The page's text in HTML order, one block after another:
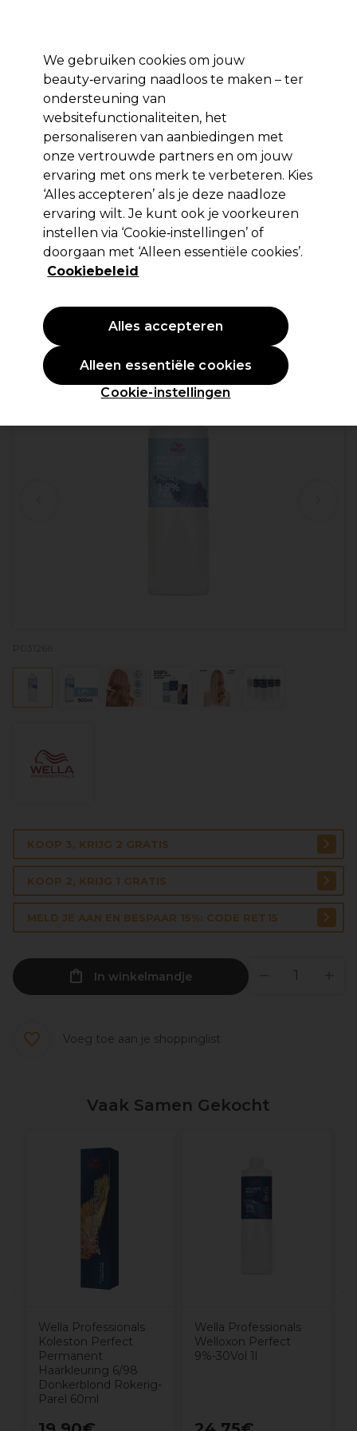
Aanmelden
Merken Deals 🌟 Haar Elektra Beauty
Volgende dag geleverd*
Na verzending, maandag t/m vrijdag
Wella Professionals
Wella Professionals Welloxon Perfect Pastel
1.9%-6Vol 500ml
(1)
3.12 € per 100ml
PROMOTIE
KOOP 3, KRIJG 2 GRATIS
KOOP 2, KRIJG 1 GRATIS
MELD JE AAN EN BESPAAR 15%: CODE RET15
In winkelmandje
Voeg toe aan je shoppinglist
Vaak Samen Gekocht
Wella Professionals
Koleston Perfect
Permanent
Haarkleuring 6/98
Donkerblond Rokerig-
Parel 60ml
Wella Professionals
Welloxon Perfect
9%-30Vol 1l
We gebruiken cookies om jouw
beauty‑ervaring naadloos te maken – ter
ondersteuning van
websitefunctionaliteiten, het
personaliseren van aanbiedingen met
onze vertrouwde partners en om jouw
ervaring met ons merk te verbeteren. Kies
‘Alles accepteren’ als je deze naadloze
ervaring wilt. Je kunt ook je voorkeuren
instellen via ‘Cookie‑instellingen’ of
doorgaan met ‘Alleen essentiële cookies’.
Cookiebeleid
Cookie-instellingen
Alleen essentiële cookies
Alles accepteren